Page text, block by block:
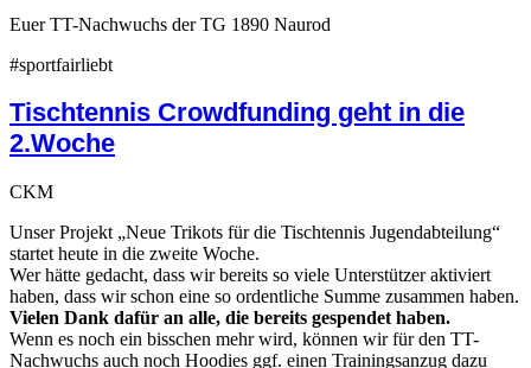
Euer TT-Nachwuchs der TG 1890 Naurod
#sportfairliebt
Tischtennis Crowdfunding geht in die
2.Woche
CKM
Unser Projekt „Neue Trikots für die Tischtennis Jugendabteilung“
startet heute in die zweite Woche.
Wer hätte gedacht, dass wir bereits so viele Unterstützer aktiviert
haben, dass wir schon eine so ordentliche Summe zusammen haben.
Vielen Dank dafür an alle, die bereits gespendet haben.
Wenn es noch ein bisschen mehr wird, können wir für den TT-
Nachwuchs auch noch Hoodies ggf. einen Trainingsanzug dazu